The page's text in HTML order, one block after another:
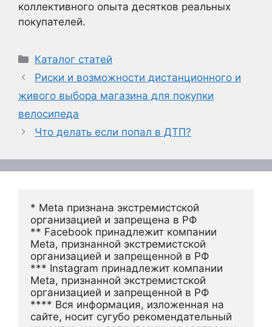
коллективного опыта десятков реальных
покупателей.
Рубрики
Каталог статей
Риски и возможности дистанционного и
живого выбора магазина для покупки
велосипеда
Что делать если попал в ДТП?
* Meta признана экстремистской
организацией и запрещена в РФ
** Facebook принадлежит компании
Meta, признанной экстремистской
организацией и запрещенной в РФ
*** Instagram принадлежит компании
Meta, признанной экстремистской
организацией и запрещенной в РФ
**** Вся информация, изложенная на
сайте, носит сугубо рекомендательный